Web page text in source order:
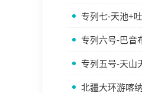
专列七-天池+
专列六号-巴音
专列五号-天山
北疆大环游喀